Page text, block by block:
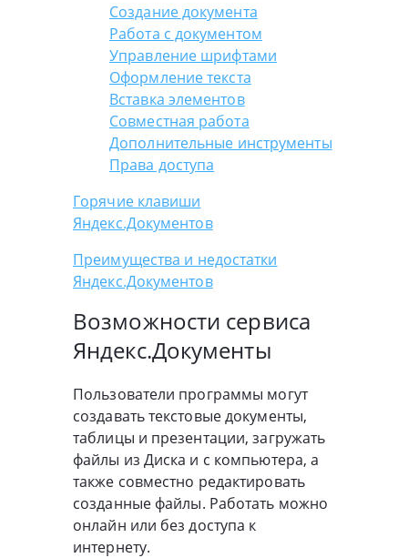
Создание документа
Работа с документом
Управление шрифтами
Оформление текста
Вставка элементов
Совместная работа
Дополнительные инструменты
Права доступа
Горячие клавиши
Яндекс.Документов
Преимущества и недостатки
Яндекс.Документов
Возможности сервиса
Яндекс.Документы
Пользователи программы могут
создавать текстовые документы,
таблицы и презентации, загружать
файлы из Диска и с компьютера, а
также совместно редактировать
созданные файлы. Работать можно
онлайн или без доступа к
интернету.